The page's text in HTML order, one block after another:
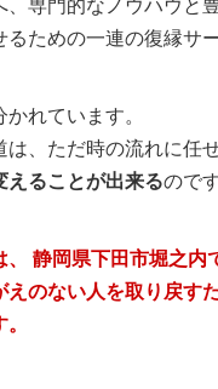
、専門的なノウハウと
るための一連の復縁サ
れています。
は、ただ時の流れに任
えることが出来るのです
、 静岡県下田市堀之内
えのない人を取り戻す